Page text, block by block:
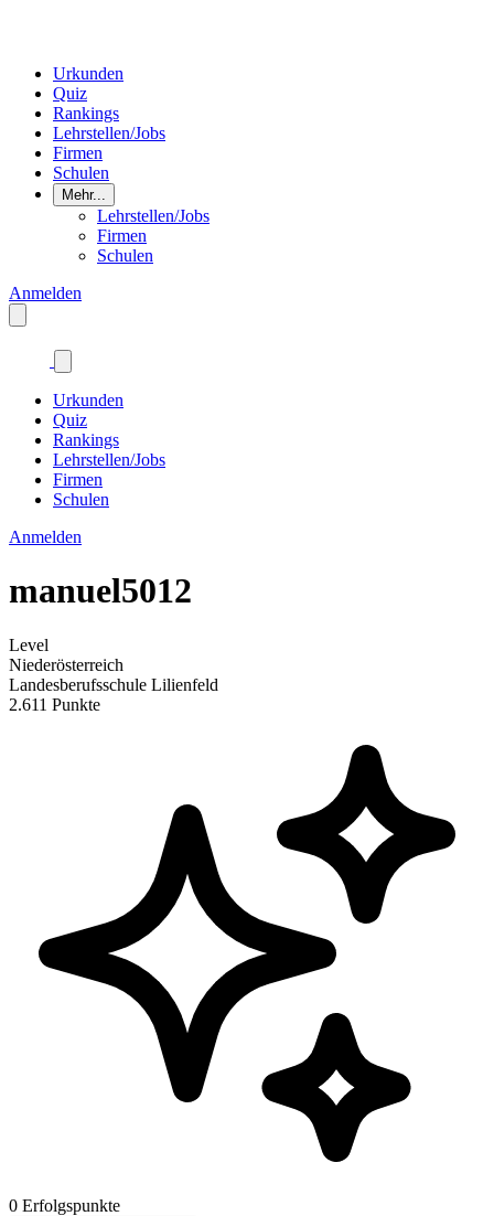
Urkunden
Quiz
Rankings
Lehrstellen/Jobs
Firmen
Schulen
Mehr...
Lehrstellen/Jobs
Firmen
Schulen
Anmelden
Urkunden
Quiz
Rankings
Lehrstellen/Jobs
Firmen
Schulen
Anmelden
manuel5012
Level
Niederösterreich
Landesberufsschule Lilienfeld
2.611 Punkte
0 Erfolgspunkte